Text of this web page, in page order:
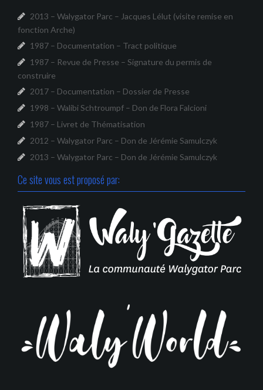
2013 – Walygator Parc – Jacques Lélut (visite remise en
fonction Arche)
1987 – Documentation – Tract politique
1987 – Revue de Presse – Signature du permis de
construire
2017 – Documentation – Dossier de Presse
1998 – Walibi Schtroumpf – Don de Flora Falcioni
1987 – Livret de Thématisation
2012 – Walygator Parc – Don de Jérémie Samulczyk
2013 – Walygator Parc – Don de Jérémie Samulczyk
Ce site vous est proposé par: